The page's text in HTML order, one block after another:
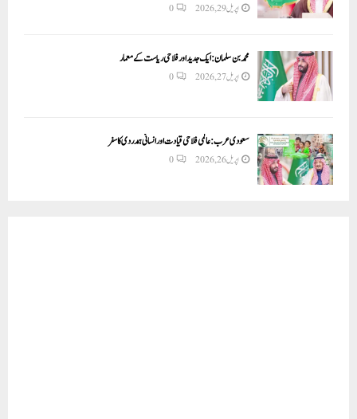
اپریل 29, 2026 0
محمد بن سلمان: ایک جدید اور فلاحی ریاست کے معمار
اپریل 27, 2026 0
سعودی عرب: عالمی فلاحی قیادت اور انسانی ہمدردی کا سفر
اپریل 26, 2026 0